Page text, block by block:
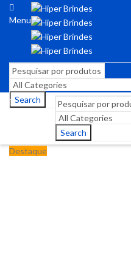
Menu
Search
Search
Destaque